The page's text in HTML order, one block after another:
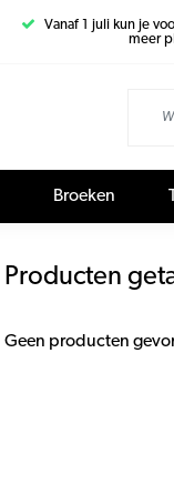
Vanaf 1 juli kun je
meer
Broeken
Producten
Geen producten